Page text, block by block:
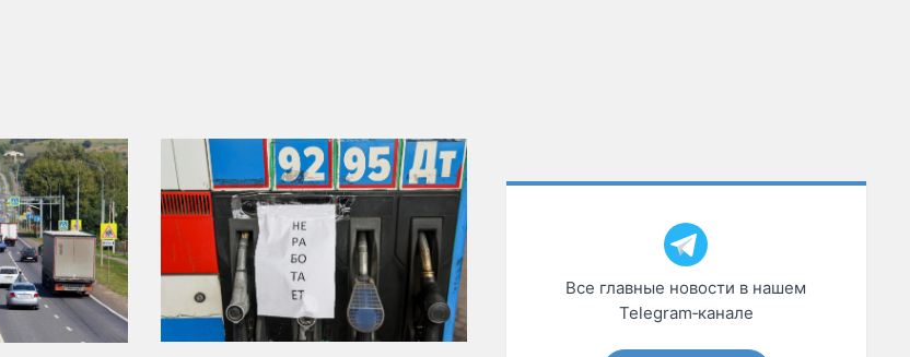
Все главные новости в нашем
Telegram‑канале